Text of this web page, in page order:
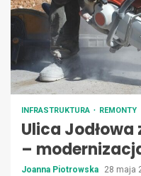
INFRASTRUKTURA REMONTY
Ulica
–
Joanna Piotrowska 28 maja